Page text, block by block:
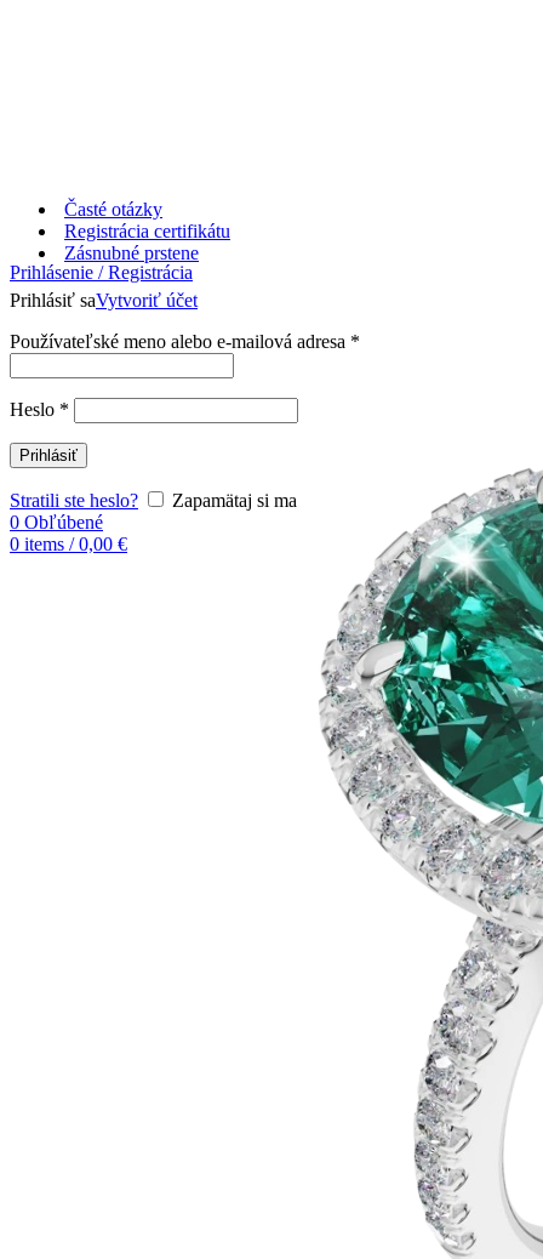
Časté otázky
Registrácia certifikátu
Prihlásenie / Registrácia
Prihlásiť saVytvoriť účet
Používateľské meno alebo e-mailová adresa *
Heslo *
Prihlásiť
Stratili ste heslo?
Zapamätaj si ma
0 Obľúbené
0 items / 0,00 €
Zásnubné prstene